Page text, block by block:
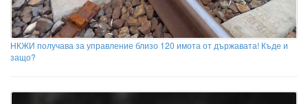
НКЖИ получава за управление близо 120 имота от държавата! Къде и
защо?